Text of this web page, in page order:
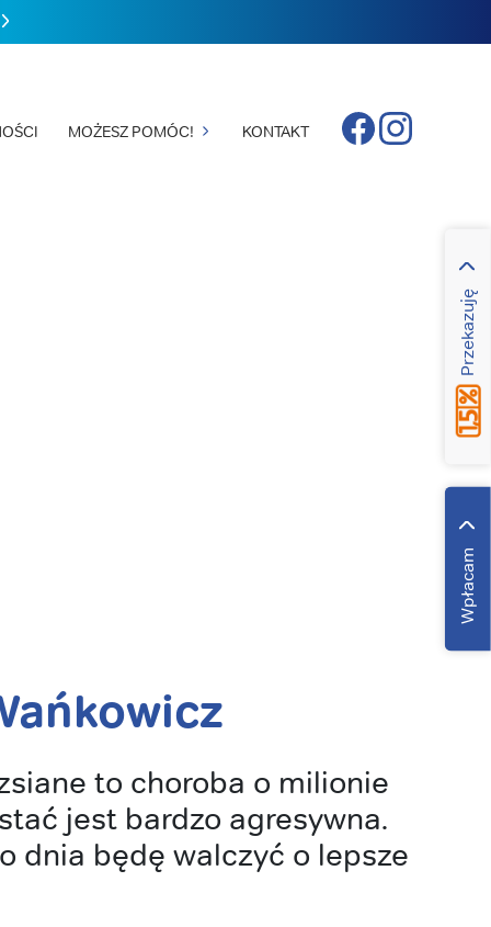
MOŻESZ POMÓC! KONTAKT
Wpłacam
Przekazuję
FacebookInstagram
to choroba o milionie
jest bardzo agresywna.
dnia będę walczyć o lepsze